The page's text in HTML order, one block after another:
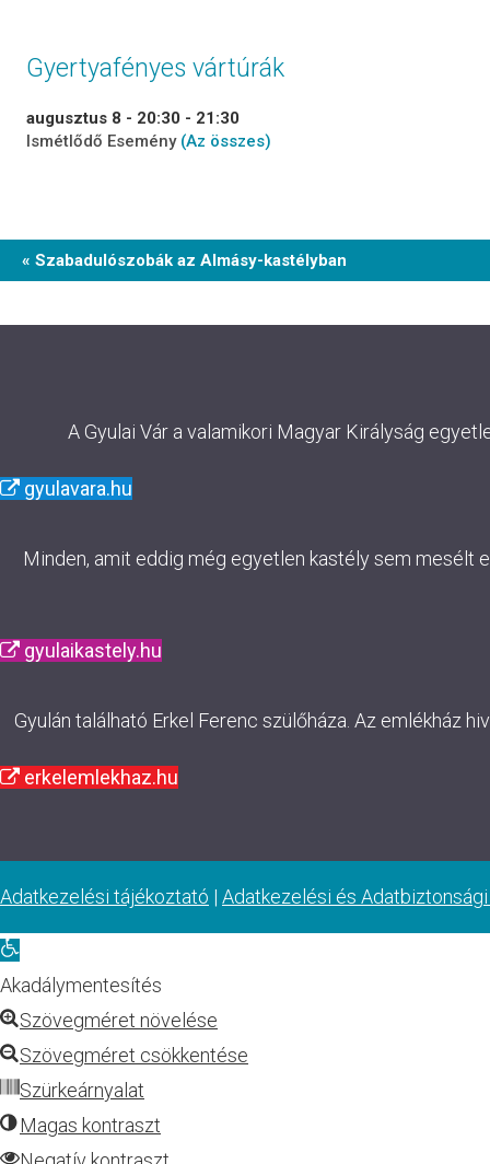
Gyertyafényes vártúrák
augusztus 8 - 20:30 - 21:30
Ismétlődő Esemény (Az összes)
Event
« Szabadulószobák az Almásy-kastélyban
A Gyulai Vár a valamikori Magyar Királyság
gyulavara.hu
Minden, amit eddig még egyetlen kastély sem mesélt
gyulaikastely.hu
Gyulán található Erkel Ferenc szülőháza. Az emlékház
erkelemlekhaz.hu
Adatkezelési tájékoztató | Adatkezelési és
Eszköztár
megnyitása
Akadálymentesítés
Szövegméret növelése
Szövegméret csökkentése
Szürkeárnyalat
Magas kontraszt